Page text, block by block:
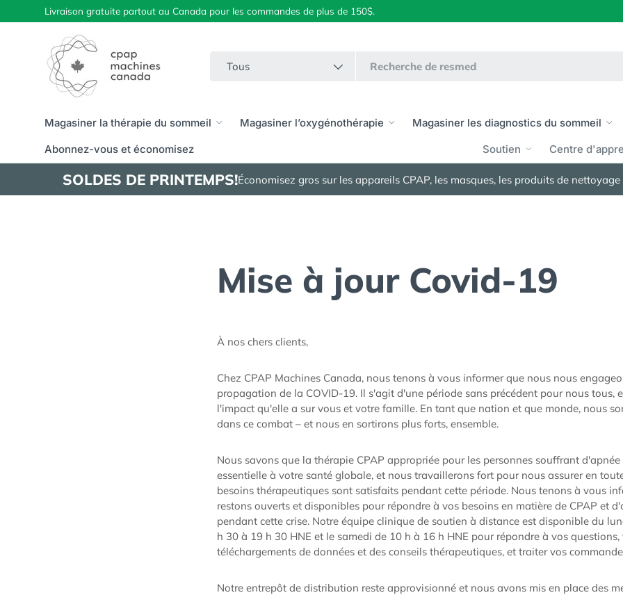
Aller au contenu
Livraison gratuite partout au Canada pour les commandes de plus de 150$.
Tous
Magasiner la thérapie du sommeil Magasiner l’oxygénothérapie Magasiner les diagnostics du sommeil
Abonnez-vous et économisez
Soutien Centre
SOLDES DE PRINTEMPS!Économisez gros sur les appareils CPAP, les masques, les produits de
Mise à jour Covid-19
À nos chers clients,
Chez CPAP Machines Canada, nous tenons à vous informer que nous nous
propagation de la COVID-19. Il s'agit d'une période sans précédent pour nous tous,
l'impact qu'elle a sur vous et votre famille. En tant que nation et que monde, nous
dans ce combat – et nous en sortirons plus forts, ensemble.
Nous savons que la thérapie CPAP appropriée pour les personnes souffrant
essentielle à votre santé globale, et nous travaillerons fort pour nous assurer en
besoins thérapeutiques sont satisfaits pendant cette période. Nous tenons à vous
restons ouverts et disponibles pour répondre à vos besoins en matière de CPAP et
pendant cette crise. Notre équipe clinique de soutien à distance est disponible du
h 30 à 19 h 30 HNE et le samedi de 10 h à 16 h HNE pour répondre à vos
téléchargements de données et des conseils thérapeutiques, et traiter vos
Notre entrepôt de distribution reste approvisionné et nous avons mis en place des